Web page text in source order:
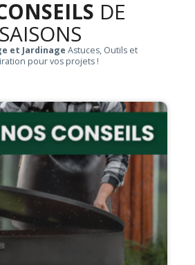
DE
SAISONS
et Jardinage Astuces, Outils et
pour vos projets !